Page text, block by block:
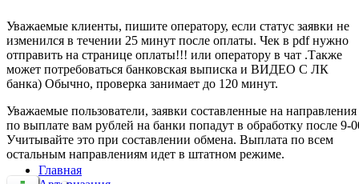
Уважаемые клиенты, пишите оператору, если статус заявки не
изменился в течении 25 минут после оплаты. Чек в pdf нужно
отправить на странице оплаты!!! или оператору в чат .Также
может потребоваться банковская выписка и ВИДЕО С ЛК
банка) Обычно, проверка занимает до 120 минут.
Уважаемые пользователи, заявки составленные на направления
по выплате вам рублей на банки попадут в обработку после 9-
Учитывайте это при составлении обмена. Выплата по всем
остальным направлениям идет в штатном режиме.
Главная